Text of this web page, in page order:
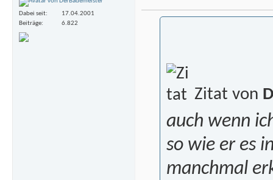
Dabei seit
17.04.2001
Beiträge
6.822
Zitat von
auch wenn
so wie er es
manchmal